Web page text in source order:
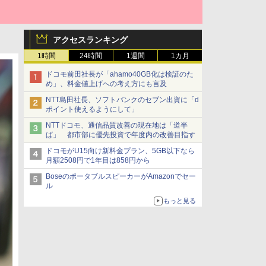
アクセスランキング
1時間 24時間 1週間 1カ月
ドコモ前田社長が「ahamo40GB化は検証のた
め」、料金値上げへの考え方にも言及
NTT島田社長、ソフトバンクのセブン出資に「d
ポイント使えるようにして」
NTTドコモ、通信品質改善の現在地は「道半
ば」 都市部に優先投資で年度内の改善目指す
ドコモがU15向け新料金プラン、5GB以下なら
月額2508円で1年目は858円から
BoseのポータブルスピーカーがAmazonでセー
ル
もっと見る